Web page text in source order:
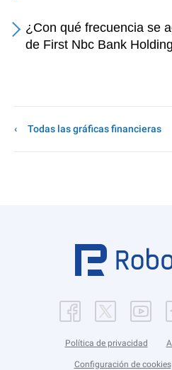
¿Con qué frecuencia se
de First Nbc Bank
Todas las gráficas financieras
Política de privacidad
Configuración de cookies